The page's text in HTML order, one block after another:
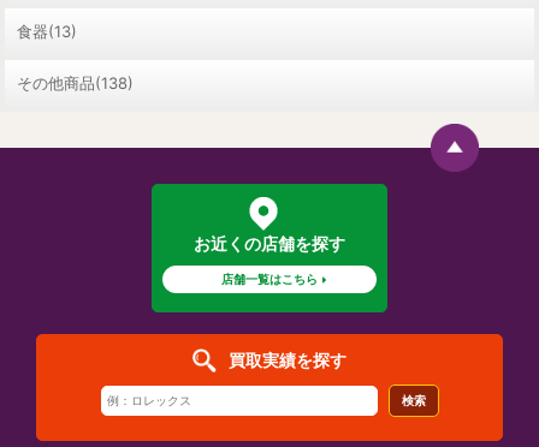
食器(13)
その他商品(138)
お近くの店舗を探す
店舗一覧はこちら
買取実績を探す
検索